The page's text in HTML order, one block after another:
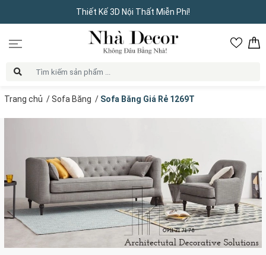
Thiết Kế 3D Nội Thất Miễn Phí!
Trang chủ /Sofa Băng / Sofa Băng Giá Rẻ 1269T